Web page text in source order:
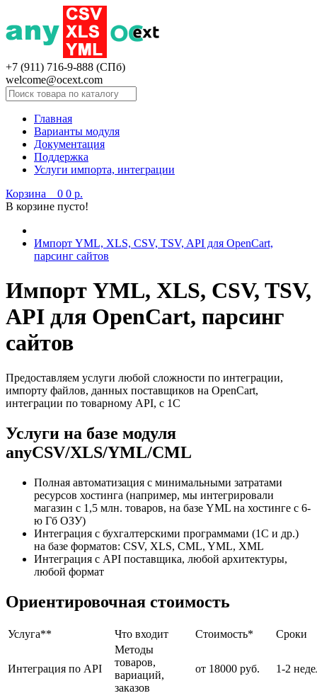
+7 (911) 716-9-888 (СПб)
welcome@ocext.com
Главная
Варианты модуля
Документация
Поддержка
Услуги импорта, интеграции
Корзина
0 0 р.
В корзине пусто!
Импорт YML, XLS, CSV, TSV, API для OpenCart,
парсинг сайтов
Импорт YML, XLS, CSV, TSV,
API для OpenCart, парсинг
сайтов
Предоставляем услуги любой сложности по интеграции,
импорту файлов, данных поставщиков на OpenCart,
интеграции по товарному API, с 1С
Услуги на базе модуля
anyCSV/XLS/YML/CML
Полная автоматизация с минимальными затратами
ресурсов хостинга (например, мы интегрировали
магазин с 1,5 млн. товаров, на базе YML на хостинге с 6-
ю Гб ОЗУ)
Интеграция с бухгалтерскими программами (1C и др.)
на базе форматов: CSV, XLS, CML, YML, XML
Интеграция с API поставщика, любой архитектуры,
любой формат
Ориентировочная стоимость
Услуга** Что входит Стоимость* Сроки
Интеграция по API
Методы
товаров,
вариаций,
заказов
от 18000 руб. 1-2